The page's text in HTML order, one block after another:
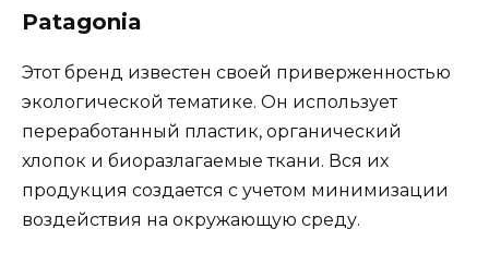
Patagonia
Этот бренд известен своей приверженностью
экологической тематике. Он использует
переработанный пластик, органический
хлопок и биоразлагаемые ткани. Вся их
продукция создается с учетом минимизации
воздействия на окружающую среду.